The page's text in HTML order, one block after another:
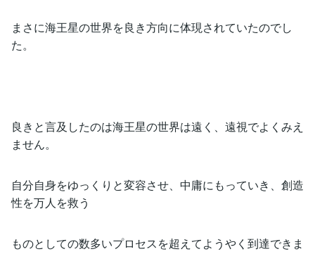
まさに海王星の世界を良き方向に体現されていたのでし
た。
良きと言及したのは海王星の世界は遠く、遠視でよくみえ
ません。
自分自身をゆっくりと変容させ、中庸にもっていき、創造
性を万人を救う
ものとしての数多いプロセスを超えてようやく到達できま